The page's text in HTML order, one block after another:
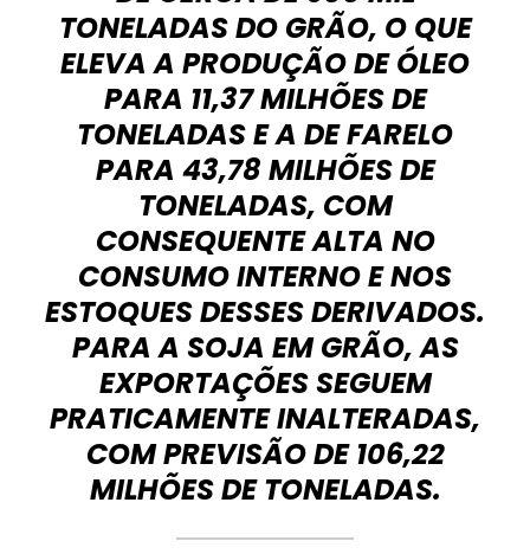
TONELADAS DO GRÃO, O QUE
ELEVA A PRODUÇÃO DE ÓLEO
PARA 11,37 MILHÕES DE
TONELADAS E A DE FARELO
PARA 43,78 MILHÕES DE
TONELADAS, COM
CONSEQUENTE ALTA NO
CONSUMO INTERNO E NOS
ESTOQUES DESSES DERIVADOS.
PARA A SOJA EM GRÃO, AS
EXPORTAÇÕES SEGUEM
PRATICAMENTE INALTERADAS,
COM PREVISÃO DE 106,22
MILHÕES DE TONELADAS.